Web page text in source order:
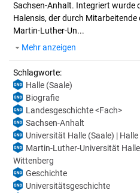
Sachsen-Anhalt. Integriert wurde
Halensis, der durch
Martin-Luther-Un...
Mehr anzeigen
Schlagworte:
Halle (Saale)
Biografie
Landesgeschichte <Fach>
Sachsen-Anhalt
Universität Halle (Saale) | Halle
Martin-Luther-Universität
Wittenberg
Geschichte
Universitätsgeschichte